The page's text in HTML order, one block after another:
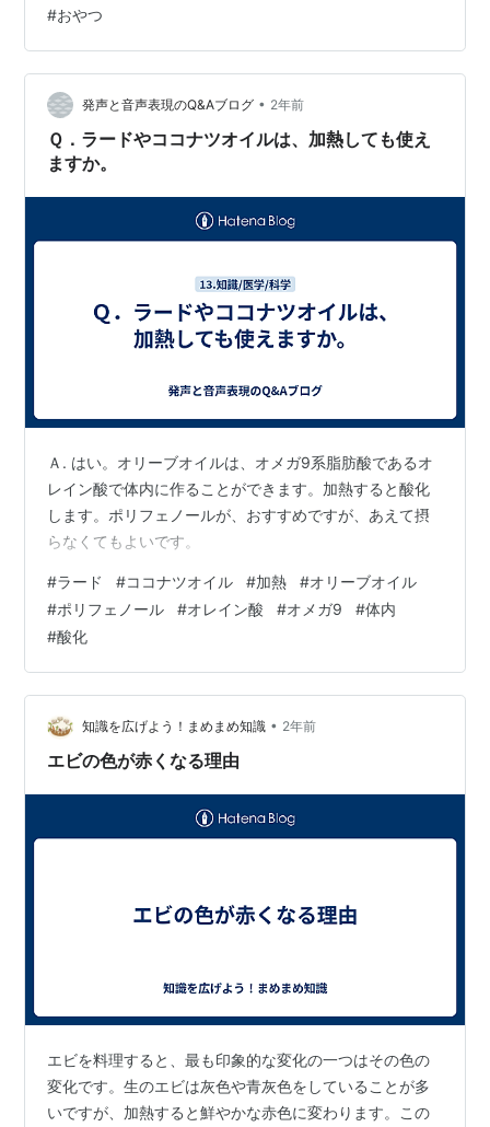
が入っているのでワクワクして持って帰ってきた。 開
封。 お酒のお供のテッパンお菓子たちが入っている。 こ
ういうのをまとめて販売してくれないかなと切実に思
う。 例えばじゃがりこの中にポ…
#おやつ
発声と音声表現のQ&Aブログ • 2年前
Ｑ．ラードやココナツオイルは、加熱しても使え
ますか。
Ａ. はい。オリーブオイルは、オメガ9系脂肪酸であるオ
レイン酸で体内に作ることができます。加熱すると酸化
します。ポリフェノールが、おすすめですが、あえて摂
らなくてもよいです。
#ラード #ココナツオイル #加熱 #オリーブオイル
#ポリフェノール #オレイン酸 #オメガ9 #体内
#酸化
知識を広げよう！まめまめ知識 • 2年前
エビの色が赤くなる理由
エビを料理すると、最も印象的な変化の一つはその色の
変化です。生のエビは灰色や青灰色をしていることが多
いですが、加熱すると鮮やかな赤色に変わります。この